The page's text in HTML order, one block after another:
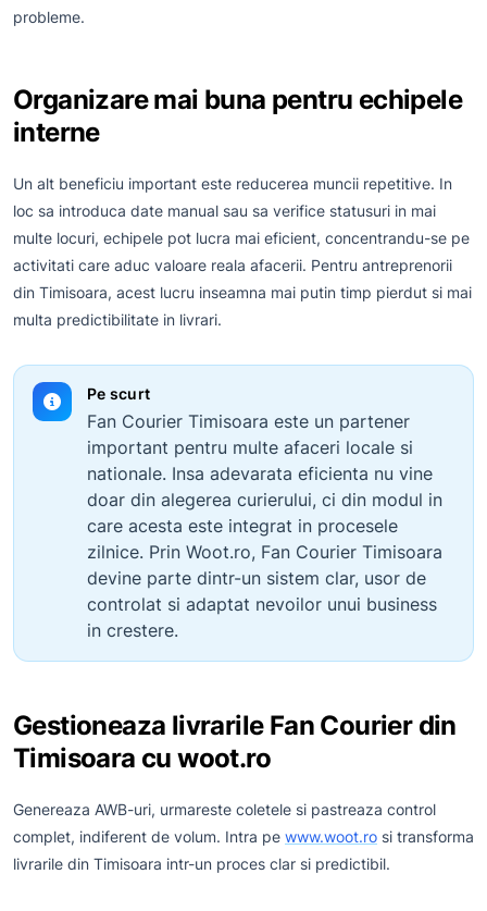
probleme.
Organizare mai buna pentru echipele
interne
Un alt beneficiu important este reducerea muncii repetitive. In
loc sa introduca date manual sau sa verifice statusuri in mai
multe locuri, echipele pot lucra mai eficient, concentrandu-se pe
activitati care aduc valoare reala afacerii. Pentru antreprenorii
din Timisoara, acest lucru inseamna mai putin timp pierdut si mai
multa predictibilitate in livrari.
Pe scurt
Fan Courier Timisoara este un partener
important pentru multe afaceri locale si
nationale. Insa adevarata eficienta nu vine
doar din alegerea curierului, ci din modul in
care acesta este integrat in procesele
zilnice. Prin Woot.ro, Fan Courier Timisoara
devine parte dintr-un sistem clar, usor de
controlat si adaptat nevoilor unui business
in crestere.
Gestioneaza livrarile Fan Courier din
Timisoara cu woot.ro
Genereaza AWB-uri, urmareste coletele si pastreaza control
complet, indiferent de volum. Intra pe www.woot.ro si transforma
livrarile din Timisoara intr-un proces clar si predictibil.